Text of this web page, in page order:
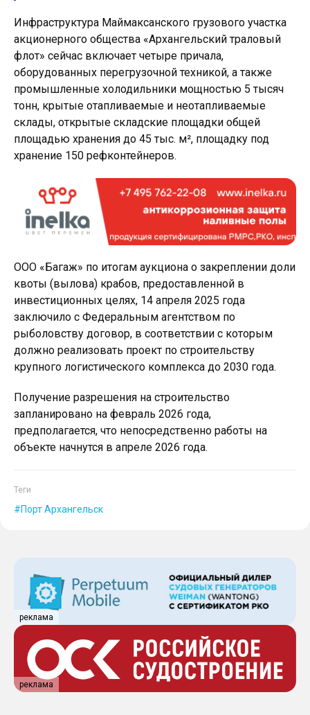
Инфраструктура Маймаксанского грузового участка
акционерного общества «Архангельский траловый
флот» сейчас включает четыре причала,
оборудованных перегрузочной техникой, а также
промышленные холодильники мощностью 5 тысяч
тонн, крытые отапливаемые и неотапливаемые
склады, открытые складские площадки общей
площадью хранения до 45 тыс. м², площадку под
хранение 150 рефконтейнеров.
ООО «Багаж» по итогам аукциона о закреплении доли
квоты (вылова) крабов, предоставленной в
инвестиционных целях, 14 апреля 2025 года
заключило с Федеральным агентством по
рыболовству договор, в соответствии с которым
должно реализовать проект по строительству
крупного логистического комплекса до 2030 года.
Получение разрешения на строительство
запланировано на февраль 2026 года,
предполагается, что непосредственно работы на
объекте начнутся в апреле 2026 года.
Теги
Порт Архангельск
реклама
реклама